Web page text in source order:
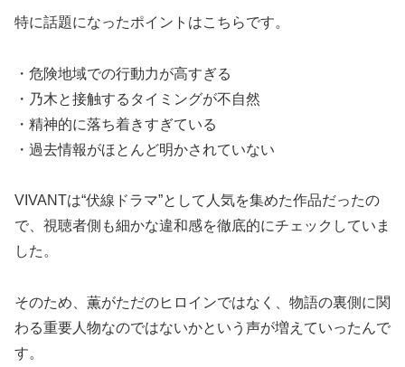
特に話題になったポイントはこちらです。
・危険地域での行動力が高すぎる
・乃木と接触するタイミングが不自然
・精神的に落ち着きすぎている
・過去情報がほとんど明かされていない
VIVANTは“伏線ドラマ”として人気を集めた作品だったの
で、視聴者側も細かな違和感を徹底的にチェックしていま
した。
そのため、薫がただのヒロインではなく、物語の裏側に関
わる重要人物なのではないかという声が増えていったんで
す。